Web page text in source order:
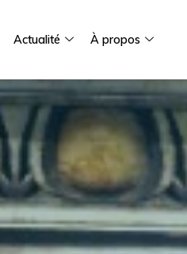
Actualité À propos